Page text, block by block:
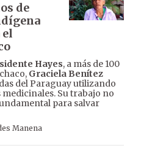
de
el
Hayes, a más de 100
Graciela Benítez
del Paraguay utilizando
Su trabajo no
para salvar
Manena